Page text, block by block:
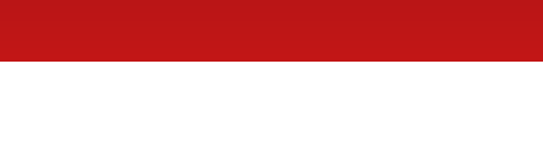
อาหาร | Seven Castle